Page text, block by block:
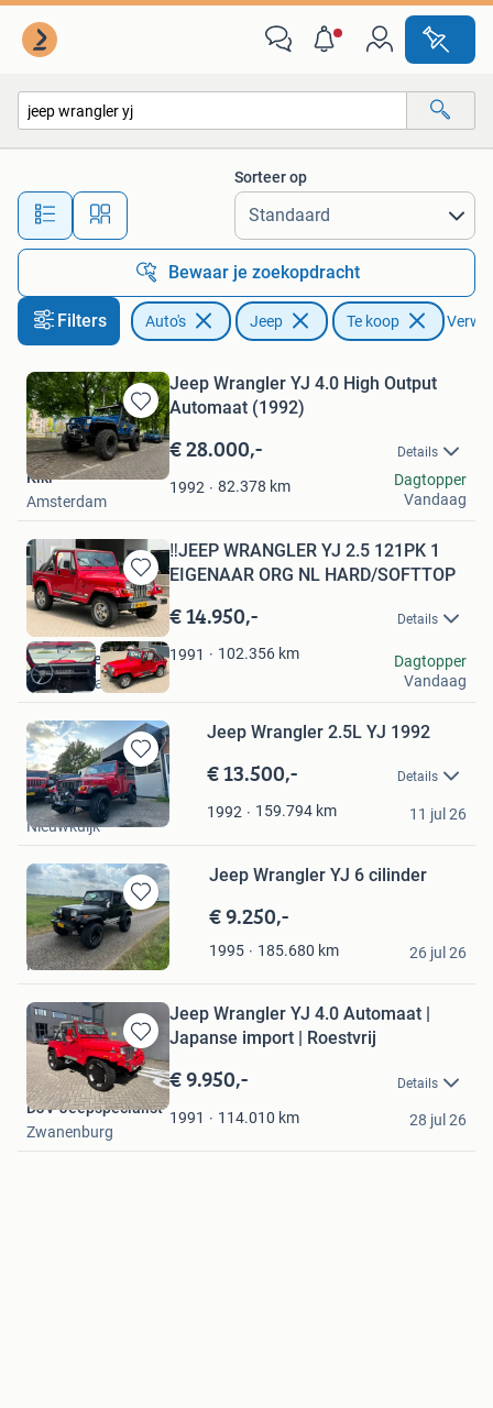
Alle afstanden…
Sorteer op
Bewaar je zoekopdracht
Filters Auto's Jeep Te koop
Bewaren
in
Mijn
Favorieten
Jeep Wrangler YJ 4.0 High Output
Automaat (1992)
€ 28.000,- Details
1992 82.378 km
Kiki
Amsterdam
Dagtopper
Vandaag
Bewaren
in
Mijn
Favorieten
‼️JEEP WRANGLER YJ 2.5 121PK 1
EIGENAAR ORG NL HARD/SOFTTOP
€ 14.950,- Details
1991 102.356 km
4x4-Veenendaal
Veenendaal
Dagtopper
Vandaag
Bewaren
in
Mijn
Favorieten
Jeep Wrangler 2.5L YJ 1992
€ 13.500,- Details
1992 159.794 km
van Boxtel
Nieuwkuijk
11 jul 26
Bewaren
in
Mijn
Favorieten
Jeep Wrangler YJ 6 cilinder
€ 9.250,-
1995 185.680 km
J
Nieuw-Buinen
26 jul 26
Bewaren
in
Mijn
Favorieten
Jeep Wrangler YJ 4.0 Automaat |
Japanse import | Roestvrij
€ 9.950,- Details
1991 114.010 km
DJV-Jeepspecialist
Zwanenburg
28 jul 26